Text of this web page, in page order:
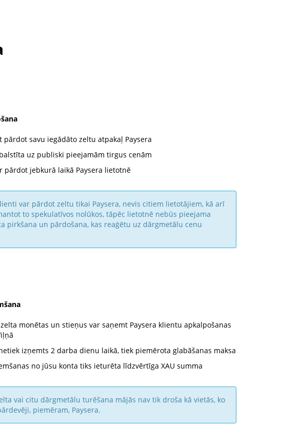
pārdot savu iegādāto zeltu atpakaļ Paysera
uz publiski pieejamām tirgus cenām
pārdot jebkurā laikā Paysera lietotnē
var pārdot zeltu tikai Paysera, nevis citiem lietotājiem, kā arī
to spekulatīvos nolūkos, tāpēc lietotnē nebūs pieejama
pirkšana un pārdošana, kas reaģētu uz dārgmetālu cenu
zelta monētas un stieņus var saņemt Paysera klientu apkalpošanas
izņemts 2 darba dienu laikā, tiek piemērota glabāšanas maksa
no jūsu konta tiks ieturēta līdzvērtīga XAU summa
vai citu dārgmetālu turēšana mājās nav tik droša kā vietās, ko
piemēram, Paysera.